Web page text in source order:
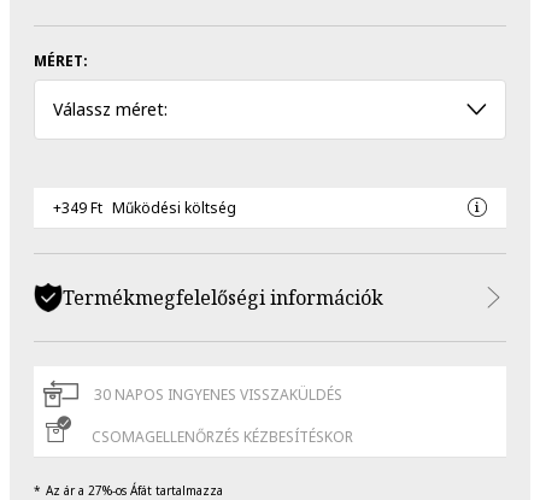
MÉRET:
Válassz méret:
+349 Ft Működési költség
Termékmegfelelőségi információk
30 NAPOS INGYENES VISSZAKÜLDÉS
CSOMAGELLENŐRZÉS KÉZBESÍTÉSKOR
Az ár a 27%-os Áfát tartalmazza